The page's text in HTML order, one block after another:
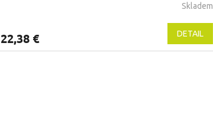
Skladem
22,38 € DETAIL